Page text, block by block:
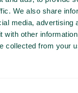
We also share
media, advertising
with other
collected from your